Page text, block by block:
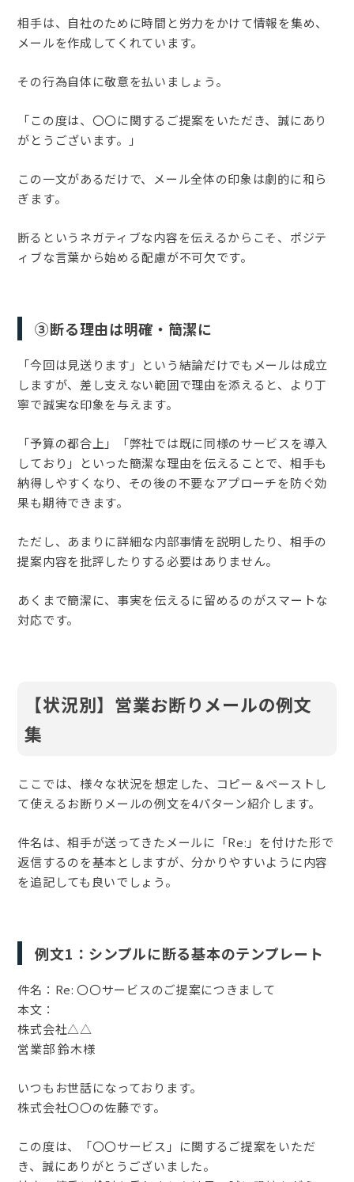
相手は、自社のために時間と労力をかけて情報を集め、
メールを作成してくれています。
その行為自体に敬意を払いましょう。
「この度は、〇〇に関するご提案をいただき、誠にあり
がとうございます。」
この一文があるだけで、メール全体の印象は劇的に和ら
ぎます。
断るというネガティブな内容を伝えるからこそ、ポジテ
ィブな言葉から始める配慮が不可欠です。
③断る理由は明確・簡潔に
「今回は見送ります」という結論だけでもメールは成立
しますが、差し支えない範囲で理由を添えると、より丁
寧で誠実な印象を与えます。
「予算の都合上」「弊社では既に同様のサービスを導入
しており」といった簡潔な理由を伝えることで、相手も
納得しやすくなり、その後の不要なアプローチを防ぐ効
果も期待できます。
ただし、あまりに詳細な内部事情を説明したり、相手の
提案内容を批評したりする必要はありません。
あくまで簡潔に、事実を伝えるに留めるのがスマートな
対応です。
【状況別】営業お断りメールの例文
集
ここでは、様々な状況を想定した、コピー＆ペーストし
て使えるお断りメールの例文を4パターン紹介します。
件名は、相手が送ってきたメールに「Re:」を付けた形で
返信するのを基本としますが、分かりやすいように内容
を追記しても良いでしょう。
例文1：シンプルに断る基本のテンプレート
件名：Re: 〇〇サービスのご提案につきまして
本文：
株式会社△△
営業部 鈴木様
いつもお世話になっております。
株式会社〇〇の佐藤です。
この度は、「〇〇サービス」に関するご提案をいただ
き、誠にありがとうございました。